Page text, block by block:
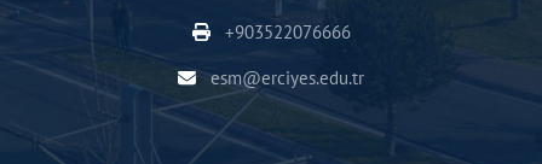
+903522076666
esm@erciyes.edu.tr